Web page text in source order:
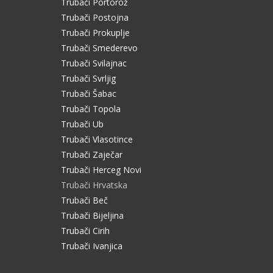
Trubači Postojna
Trubači Prokuplje
Trubači Smederevo
Trubači Svilajnac
Trubači Svrljig
Trubači Šabac
Trubači Topola
Trubači Ub
Trubači Vlasotince
Trubači Zaječar
Trubači Herceg Novi
Trubači Hrvatska
Trubači Beč
Trubači Bijeljina
Trubači Cirih
Trubači Ivanjica